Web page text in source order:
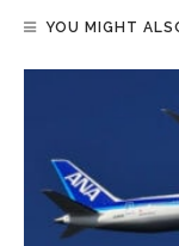
YOU MIGHT